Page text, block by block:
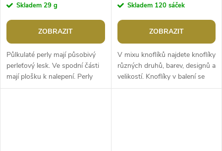
Skladem 29 g
ZOBRAZIT
Půlkulaté perly mají působivý
perleťový lesk. Ve spodní části
mají plošku k nalepení. Perly
jsou vhodné na scrapbooking a
Skladem 120 sáček
ZOBRAZIT
V mixu knoflíků najdete knoflíky
různých druhů, barev, designů a
velikostí. Knoflíky v balení se
mohou lišit.Hmotnost: 200